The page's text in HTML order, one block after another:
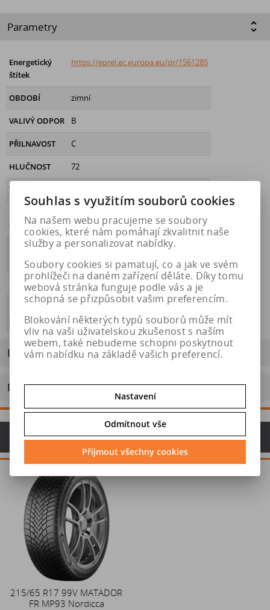
Parametry
Energetický
štítek
https://eprel.ec.europa.eu/qr/1561285
OBDOBÍ zimní
VALIVÝ ODPOR B
PŘILNAVOST C
HLUČNOST 72
Třída hluku
sněhu
Přilnavost na
ledu
Ne
Hmotnost 10,73
Energetický
štítek
Dotaz na výrobek
Doporučit výrobek
Doporučujeme
215/65 R17 99V MATADOR
FR MP93 Nordicca
Souhlas s využitím souborů cookies
Na našem webu pracujeme se soubory
cookies, které nám pomáhají zkvalitnit naše
služby a personalizovat nabídky.
Soubory cookies si pamatují, co a jak ve svém
prohlížeči na daném zařízení děláte. Díky tomu
webová stránka funguje podle vás a je
schopná se přizpůsobit vašim preferencím.
Blokování některých typů souborů může mít
vliv na vaši uživatelskou zkušenost s naším
webem, také nebudeme schopni poskytnout
vám nabídku na základě vašich preferencí.
Nastavení
Odmítnout vše
Přijmout všechny cookies